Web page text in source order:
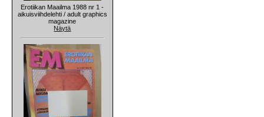
Erotiikan Maailma 1988 nr 1 -
aikuisviihdelehti / adult graphics
magazine
Näytä